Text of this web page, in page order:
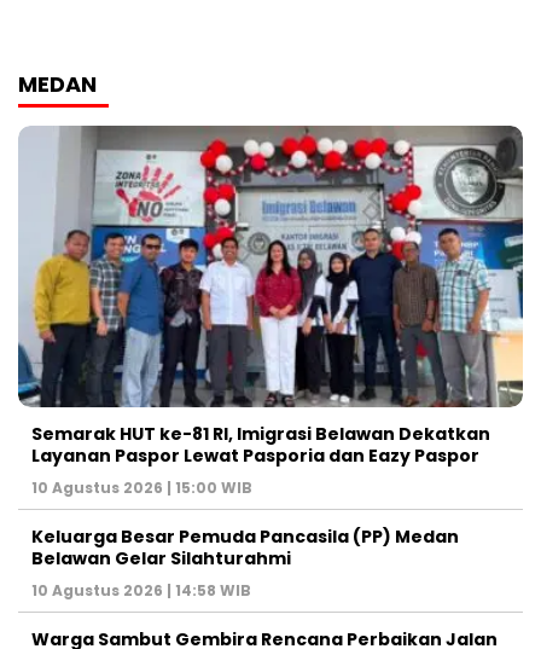
MEDAN
Semarak HUT ke-81 RI, Imigrasi Belawan Dekatkan
Layanan Paspor Lewat Pasporia dan Eazy Paspor
10 Agustus 2026 | 15:00 WIB
Keluarga Besar Pemuda Pancasila (PP) Medan
Belawan Gelar Silahturahmi
10 Agustus 2026 | 14:58 WIB
Warga Sambut Gembira Rencana Perbaikan Jalan